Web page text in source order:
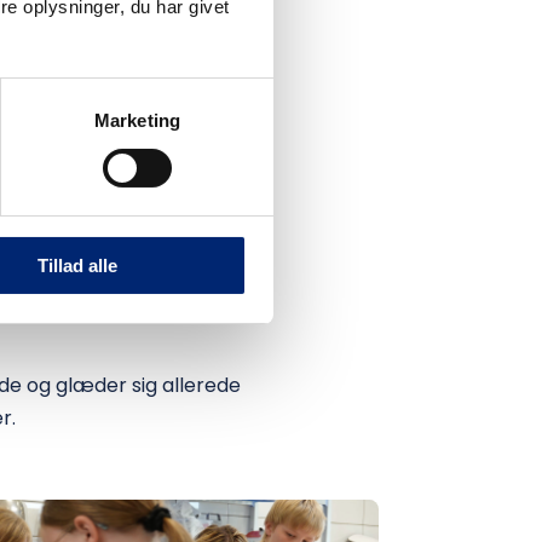
oplysninger, du har givet
Marketing
Tillad alle
på værelserne. Jeg
sommercamp.
unge nogle gode
Samtidig er vi
til. Det siger noget
at give videre til
og glæder sig allerede